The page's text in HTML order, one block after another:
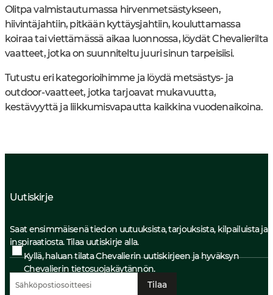
Olitpa valmistautumassa hirvenmetsästykseen,
hiivintäjahtiin, pitkään kyttäysjahtiin, kouluttamassa
koiraa tai viettämässä aikaa luonnossa, löydät Chevalierilta
vaatteet, jotka on suunniteltu juuri sinun tarpeisiisi.
Tutustu eri kategorioihimme ja löydä metsästys- ja
outdoor-vaatteet, jotka tarjoavat mukavuutta,
kestävyyttä ja liikkumisvapautta kaikkina vuodenaikoina.
Uutiskirje
Saat ensimmäisenä tiedon uutuuksista, tarjouksista, kilpailuista ja
inspiraatiosta. Tilaa uutiskirje alla.
Kyllä, haluan tilata Chevalierin uutiskirjeen ja hyväksyn
Chevalierin tietosuojakäytännön.
Tilaa